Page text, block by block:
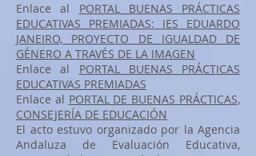
Enlace al PORTAL BUENAS PRÁCTICAS
EDUCATIVAS PREMIADAS: IES EDUARDO
JANEIRO, PROYECTO DE IGUALDAD DE
GÉNERO A TRAVÉS DE LA IMAGEN
Enlace al PORTAL BUENAS PRÁCTICAS
EDUCATIVAS PREMIADAS
Enlace al PORTAL DE BUENAS PRÁCTICAS,
CONSEJERÍA DE EDUCACIÓN
El acto estuvo organizado por la Agencia
Andaluza de Evaluación Educativa,